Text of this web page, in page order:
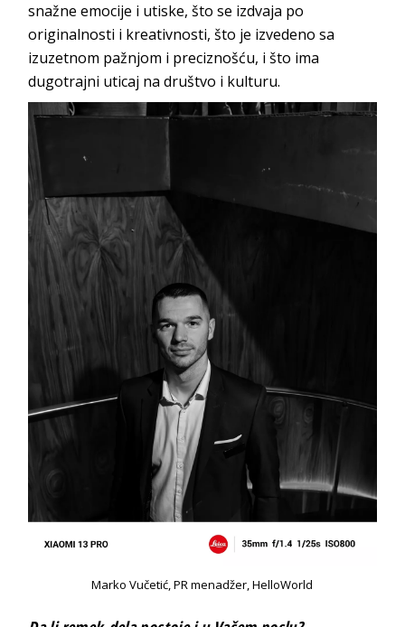
snažne emocije i utiske, što se izdvaja po
originalnosti i kreativnosti, što je izvedeno sa
izuzetnom pažnjom i preciznošću, i što ima
dugotrajni uticaj na društvo i kulturu.
Marko Vučetić, PR menadžer, HelloWorld